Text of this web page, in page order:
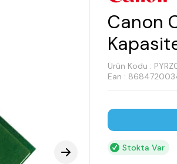
Canon
Ürün Kodu :
Ean :
Stokta Var